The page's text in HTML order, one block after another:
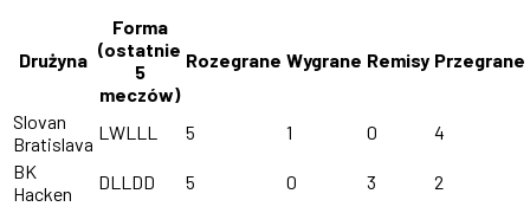
Drużyna
Forma
(ostatnie
5
meczów)
Rozegrane Wygrane Remisy Przegrane
Slovan
Bratislava
LWLLL 5 1 0
4
BK
Hacken
DLLDD 5 0 3 2